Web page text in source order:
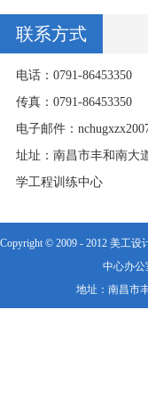
联系方式
电话：0791-86453350
传真：0791-86453350
电子邮件：
址址：南昌市丰和南大
学工程训练中心
Copyright © 2009 - 2012 美工
中心办公
地址：南昌市